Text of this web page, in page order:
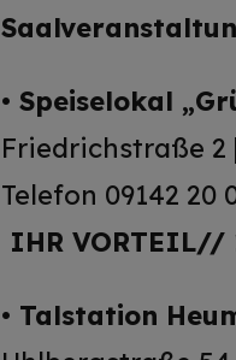
• Speiselokal
Friedrichstraße 2
Telefon 09142
IHR VORTEIL//
• Talstation